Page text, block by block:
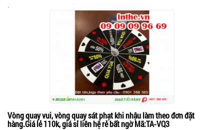
.
Vòng quay vui, vòng quay sát phạt khi nhậu làm theo đơn đặt
hàng.Giá lẻ 110k, giá sỉ liên hệ rẻ bất ngờ Mã:TA-VQ3